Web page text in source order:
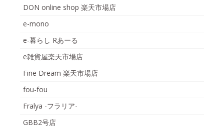
DON online shop 楽天市場店
e-mono
e-暮らし Rあーる
e雑貨屋楽天市場店
Fine Dream 楽天市場店
fou-fou
Fralya -フラリア-
GBB2号店